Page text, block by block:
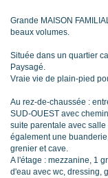
Grande MAISON
beaux volumes.
Située dans un quartier
Paysagé.
Vraie vie de plain-pied
Au rez-de-chaussée :
SUD-OUEST avec
suite parentale avec
également une
grenier et cave.
A l'étage : mezzanine, 1
d'eau avec wc, dressing,